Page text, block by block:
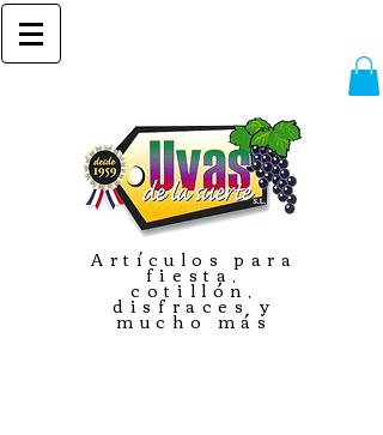
Artículos para
fiesta,
cotillón,
disfraces y
mucho más